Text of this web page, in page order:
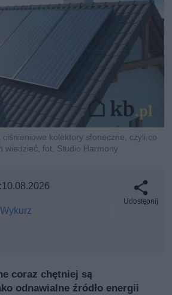
ciśnieniowe kolektory słoneczne, czyli co
wiedzieć, fot. Studio Harmony
10.08.2026
Udostępnij
coraz chętniej są
odnawialne źródło energii